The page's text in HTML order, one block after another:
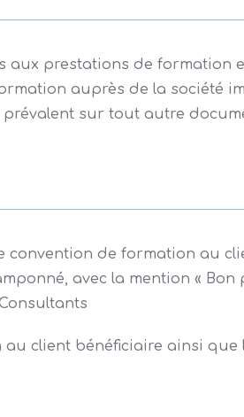
aux prestations de formation
auprès de la société
prévalent sur tout autre
convention de formation au
avec la mention « Bon
client bénéficiaire ainsi que